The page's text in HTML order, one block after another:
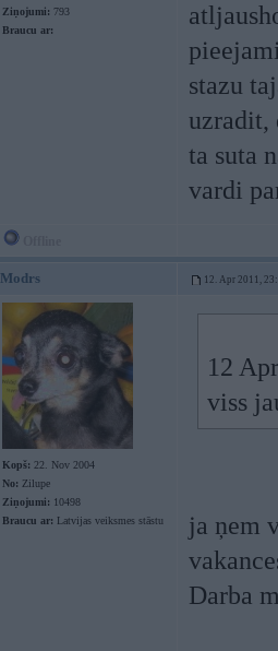
Ziņojumi: 793
Braucu ar:
stazu
uzradit,
ta suta
vardi
Modrs 12. Apr 2011,
Kopš: 22. Nov 2004
No: Zilupe
Ziņojumi: 10498
Braucu ar: Latvijas veiksmes stāstu
12
viss
ja ņem
Darba